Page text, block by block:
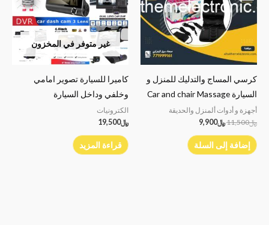
كرسي المساج والتدليك للمنزل و
السيارة Car and chair Massage
أجهزة و أدوات ألمنزل والحديقة
﷼11,500﷼9,900
إضافة إلى السلة
غير متوفر في المخزون
كاميرا للسيارة تصوير امامي
وخلفي وداخل السيارة
الكترونيات
﷼19,500
قراءة المزيد